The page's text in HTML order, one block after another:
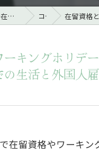
静岡県静岡市の在留資格なら大原国際行政書士事務所 コラム 在留資格とワーキングホリ
キングホリデ
の生活と外国人
在留資格やワーキン